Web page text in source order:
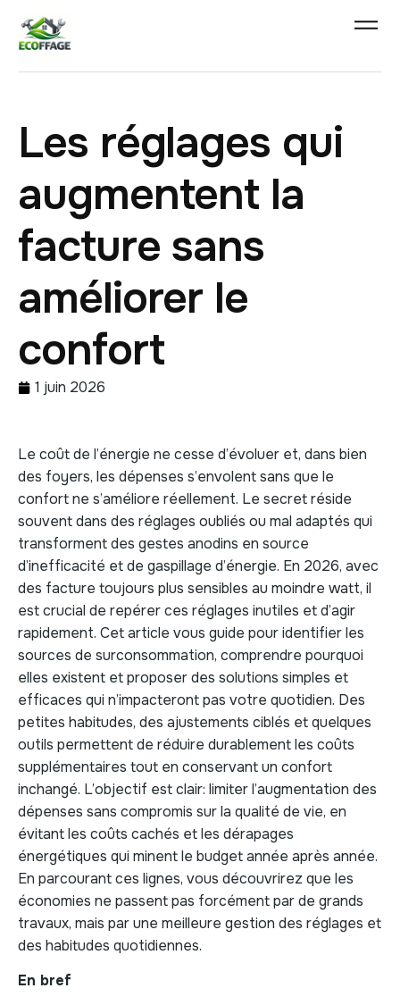
Les réglages qui
augmentent la
facture sans
améliorer le
confort
1 juin 2026
Le coût de l’énergie ne cesse d’évoluer et, dans bien
des foyers, les dépenses s’envolent sans que le
confort ne s’améliore réellement. Le secret réside
souvent dans des réglages oubliés ou mal adaptés qui
transforment des gestes anodins en source
d’inefficacité et de gaspillage d’énergie. En 2026, avec
des facture toujours plus sensibles au moindre watt, il
est crucial de repérer ces réglages inutiles et d’agir
rapidement. Cet article vous guide pour identifier les
sources de surconsommation, comprendre pourquoi
elles existent et proposer des solutions simples et
efficaces qui n’impacteront pas votre quotidien. Des
petites habitudes, des ajustements ciblés et quelques
outils permettent de réduire durablement les coûts
supplémentaires tout en conservant un confort
inchangé. L’objectif est clair: limiter l’augmentation des
dépenses sans compromis sur la qualité de vie, en
évitant les coûts cachés et les dérapages
énergétiques qui minent le budget année après année.
En parcourant ces lignes, vous découvrirez que les
économies ne passent pas forcément par de grands
travaux, mais par une meilleure gestion des réglages et
des habitudes quotidiennes.
En bref